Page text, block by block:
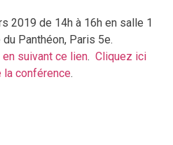
2019 de 14h à 16h en salle 1
Panthéon, Paris 5e.
suivant ce lien. Cliquez ici
la conférence.